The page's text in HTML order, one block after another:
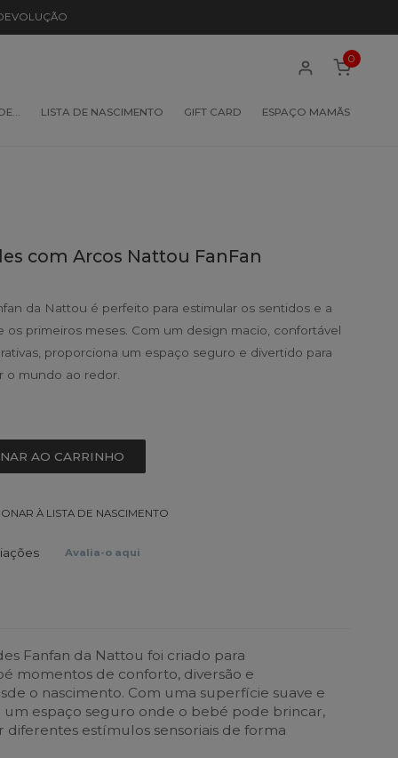
LISTA DE NASCIMENTO GIFT CARD ESPAÇO MAMÃS
0
com Arcos Nattou FanFan
da Nattou é perfeito para estimular os sentidos e a
primeiros meses. Com um design macio, confortável
proporciona um espaço seguro e divertido para
o mundo ao redor.
AO CARRINHO
À LISTA DE NASCIMENTO
Avalia-o aqui
Fanfan da Nattou foi criado para
momentos de conforto, diversão e
o nascimento. Com uma superfície suave e
um espaço seguro onde o bebé pode brincar,
diferentes estímulos sensoriais de forma